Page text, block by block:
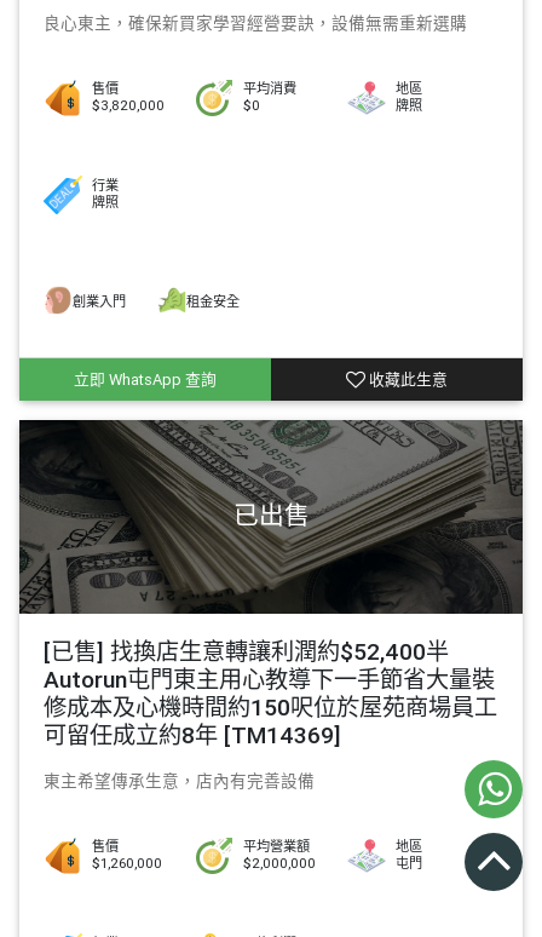
良心東主，確保新買家學習經營要訣，設備無需重新選購
售價
$3,820,000
平均消費
$0
地區
牌照
行業
牌照
創業入門 租金安全
立即 WhatsApp 查詢 收藏此生意
[已售] 找換店生意轉讓利潤約$52,400半
Autorun屯門東主用心教導下一手節省大量裝
修成本及心機時間約150呎位於屋苑商場員工
可留任成立約8年 [TM14369]
東主希望傳承生意，店內有完善設備
售價
$1,260,000
平均營業額
$2,000,000
地區
屯門